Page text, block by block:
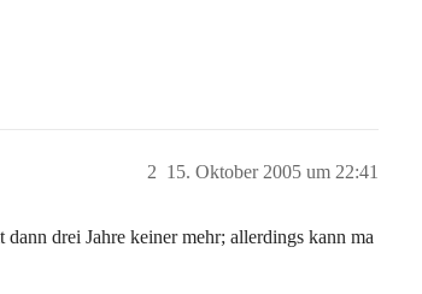
15. Oktober 2005 um 22:41
2
drei Jahre keiner mehr; allerdings kann ma